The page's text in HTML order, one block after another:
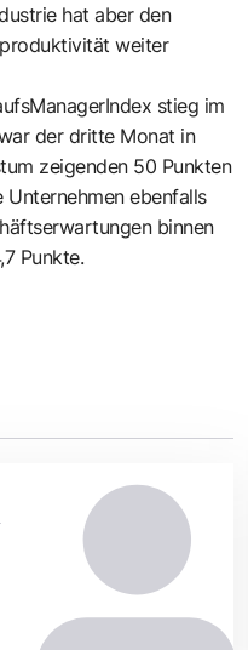
hat aber den
weiter
stieg im
der dritte Monat in
zeigenden 50 Punkten
Unternehmen ebenfalls
binnen
Punkte.